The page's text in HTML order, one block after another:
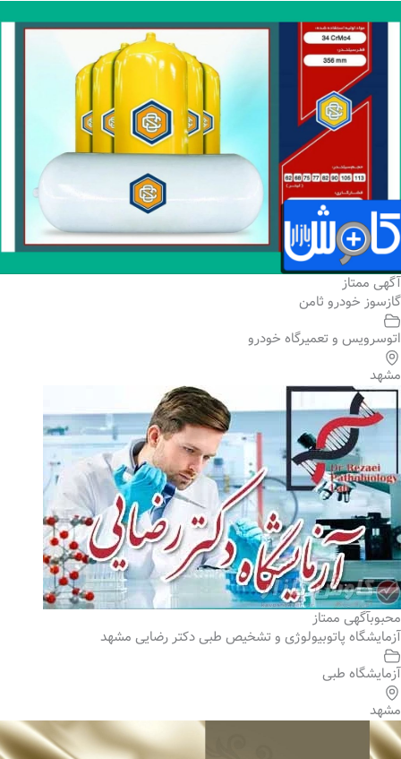
آگهی ممتاز
گازسوز خودرو ثامن
اتوسرویس و تعمیرگاه خودرو
مشهد
محبوبآگهی ممتاز
آزمایشگاه پاتوبیولوژی و تشخیص طبی دکتر رضایی مشهد
آزمایشگاه طبی
مشهد